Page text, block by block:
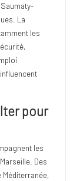
La
les
pour
les
Des